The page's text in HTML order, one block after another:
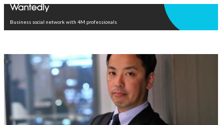
Business social network with 4M professionals